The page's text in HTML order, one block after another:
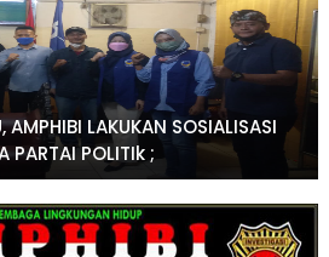
AMPHIBI LAKUKAN SOSIALISASI
PARTAI POLITIk ;